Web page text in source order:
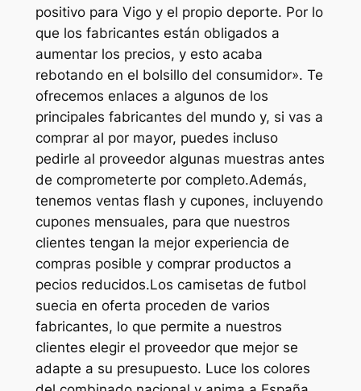
positivo para Vigo y el propio deporte. Por lo
que los fabricantes están obligados a
aumentar los precios, y esto acaba
rebotando en el bolsillo del consumidor». Te
ofrecemos enlaces a algunos de los
principales fabricantes del mundo y, si vas a
comprar al por mayor, puedes incluso
pedirle al proveedor algunas muestras antes
de comprometerte por completo.Además,
tenemos ventas flash y cupones, incluyendo
cupones mensuales, para que nuestros
clientes tengan la mejor experiencia de
compras posible y comprar productos a
pecios reducidos.Los camisetas de futbol
suecia en oferta proceden de varios
fabricantes, lo que permite a nuestros
clientes elegir el proveedor que mejor se
adapte a su presupuesto. Luce los colores